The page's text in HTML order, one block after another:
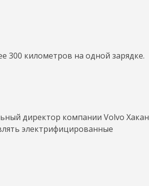
300 километров на одной зарядке.
директор компании Volvo Хакан
электрифицированные